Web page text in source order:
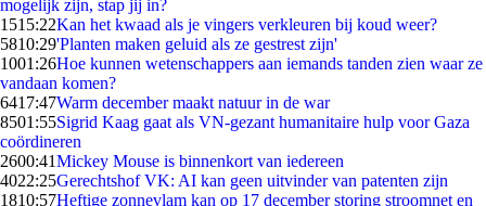
mogelijk zijn, stap jij in?
1515:22Kan het kwaad als je vingers verkleuren bij koud weer?
5810:29'Planten maken geluid als ze gestrest zijn'
1001:26Hoe kunnen wetenschappers aan iemands tanden zien waar ze
vandaan komen?
6417:47Warm december maakt natuur in de war
8501:55Sigrid Kaag gaat als VN-gezant humanitaire hulp voor Gaza
coördineren
2600:41Mickey Mouse is binnenkort van iedereen
4022:25Gerechtshof VK: AI kan geen uitvinder van patenten zijn
1810:57Heftige zonnevlam kan op 17 december storing stroomnet en